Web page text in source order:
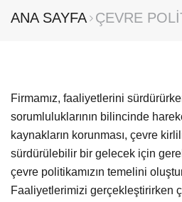
ANA SAYFA ÇEVRE
Firmamız, faaliyetlerini
sorumluluklarının bilincinde
kaynakların korunması, çevre
sürdürülebilir bir gelecek için
çevre politikamızın temelini
Faaliyetlerimizi gerçekleştirirken